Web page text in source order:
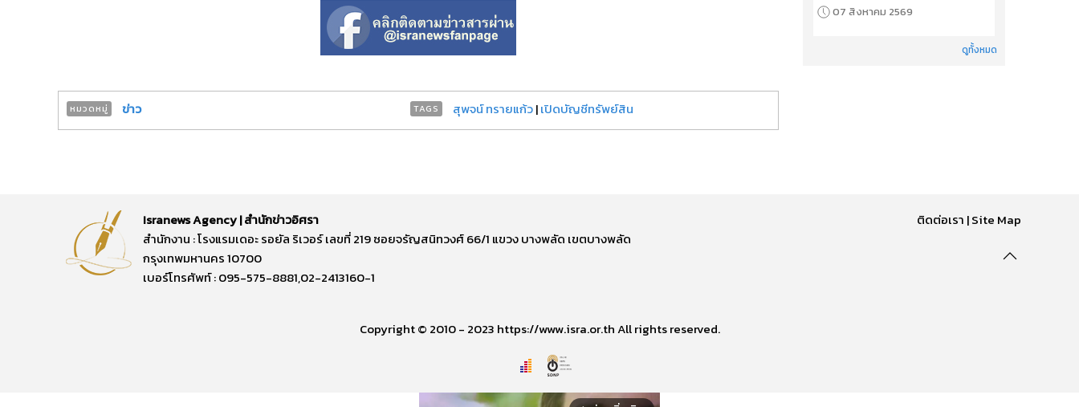
หมวดหมู่ ข่าว TAGS สุพจน์ ทรายแก้ว|เปิดบัญชีทรัพย์สิน
07 สิงหาคม 2569
ดูทั้งหมด
Isranews Agency | สำนักข่าวอิศรา
สำนักงาน : โรงแรมเดอะ รอยัล ริเวอร์ เลขที่ 219 ซอยจรัญสนิทวงศ์ 66/1 แขวง บางพลัด เขตบางพลัด
กรุงเทพมหานคร 10700
เบอร์โทรศัพท์ : 095-575-8881,02-2413160-1
ติดต่อเรา |Site Map
Copyright © 2010 - 2023 https://www.isra.or.th All rights reserved.